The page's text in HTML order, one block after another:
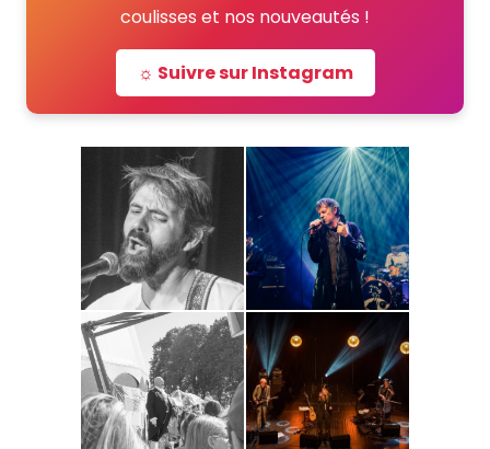
coulisses et nos nouveautés !
☼ Suivre sur Instagram